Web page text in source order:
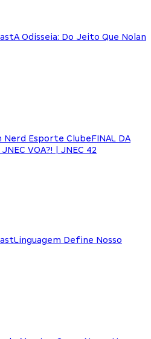
A Odisseia: Do Jeito Que Nolan
Nerd Esporte ClubeFINAL DA
JNEC VOA?! | JNEC 42
Linguagem Define Nosso